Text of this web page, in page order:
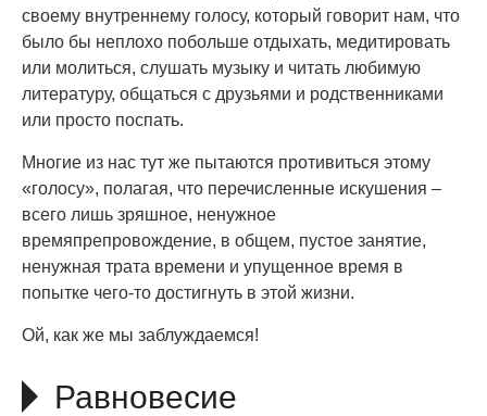
своему внутреннему голосу, который говорит нам, что
было бы неплохо побольше отдыхать, медитировать
или молиться, слушать музыку и читать любимую
литературу, общаться с друзьями и родственниками
или просто поспать.
Многие из нас тут же пытаются противиться этому
«голосу», полагая, что перечисленные искушения –
всего лишь зряшное, ненужное
времяпрепровождение, в общем, пустое занятие,
ненужная трата времени и упущенное время в
попытке чего-то достигнуть в этой жизни.
Ой, как же мы заблуждаемся!
Равновесие